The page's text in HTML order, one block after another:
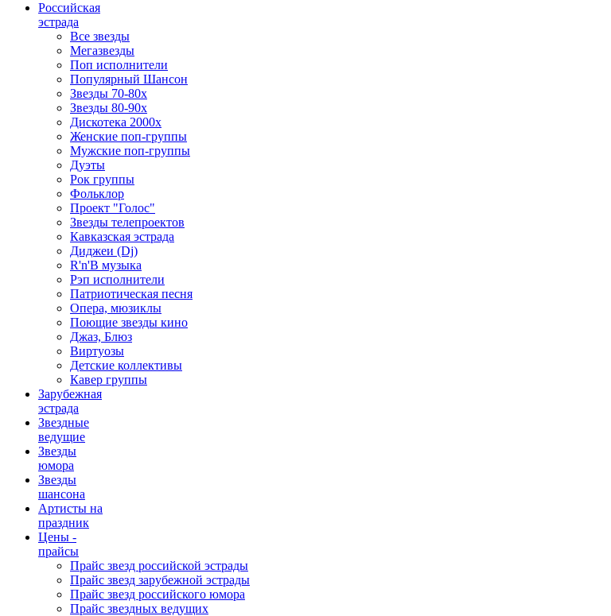
Российская
эстрада
Все звезды
Мегазвезды
Поп исполнители
Популярный Шансон
Звезды 70-80х
Звезды 80-90х
Дискотека 2000х
Женские поп-группы
Мужские поп-группы
Дуэты
Рок группы
Фольклор
Проект "Голос"
Звезды телепроектов
Кавказская эстрада
Диджеи (Dj)
R'n'B музыка
Рэп исполнители
Патриотическая песня
Опера, мюзиклы
Поющие звезды кино
Джаз, Блюз
Виртуозы
Детские коллективы
Кавер группы
Зарубежная
эстрада
Звездные
ведущие
Звезды
юмора
Звезды
шансона
Артисты на
праздник
Цены -
прайсы
Прайс звезд российской эстрады
Прайс звезд зарубежной эстрады
Прайс звезд российского юмора
Прайс звездных ведущих